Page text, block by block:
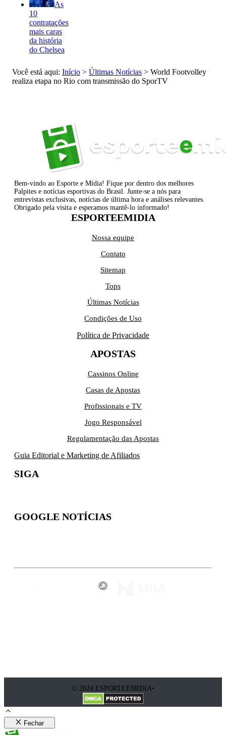
As
10
contratações
mais caras
da história
do Chelsea
Você está aqui: Início > Últimas Notícias > World Footvolley
realiza etapa no Rio com transmissão do SporTV
Bem-vindo ao Esporte e Mídia! Fique por dentro dos melhores
Palpites e notícias esportivas do Brasil. Junte-se a nós para
entrevistas exclusivas, notícias de última hora e análises relevantes.
Obrigado pela visita e esperamos mantê-lo informado!
ESPORTEEMIDIA
Nossa equipe
Contato
Sitemap
Tops
Últimas Notícias
Condições de Uso
Política de Privacidade
APOSTAS
Cassinos Online
Casas de Apostas
Profissionais e TV
Jogo Responsável
Regulamentação das Apostas
Guia Editorial e Marketing de Afiliados
SIGA
GOOGLE NOTÍCIAS
© 2024 ESPORTEEMIDIA•
Fechar